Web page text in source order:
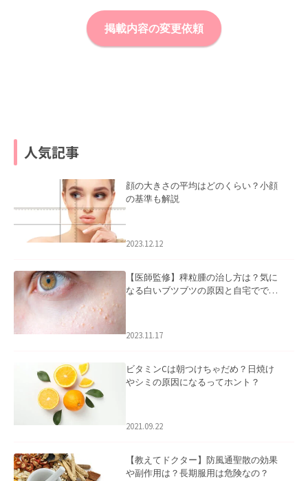
掲載内容の変更依頼
人気記事
顔の大きさの平均はどのくらい？小顔
の基準も解説
2023.12.12
【医師監修】稗粒腫の治し方は？気に
なる白いブツブツの原因と自宅ででき
2023.11.17
ビタミンCは朝つけちゃだめ？日焼け
やシミの原因になるってホント？
2021.09.22
【教えてドクター】防風通聖散の効果
や副作用は？長期服用は危険なの？